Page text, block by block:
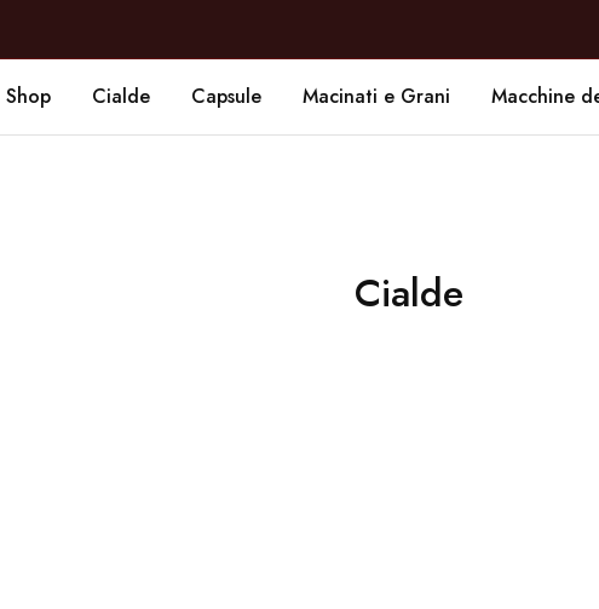
Shop Cialde Capsule Macinati e Grani Macchine
Cialde